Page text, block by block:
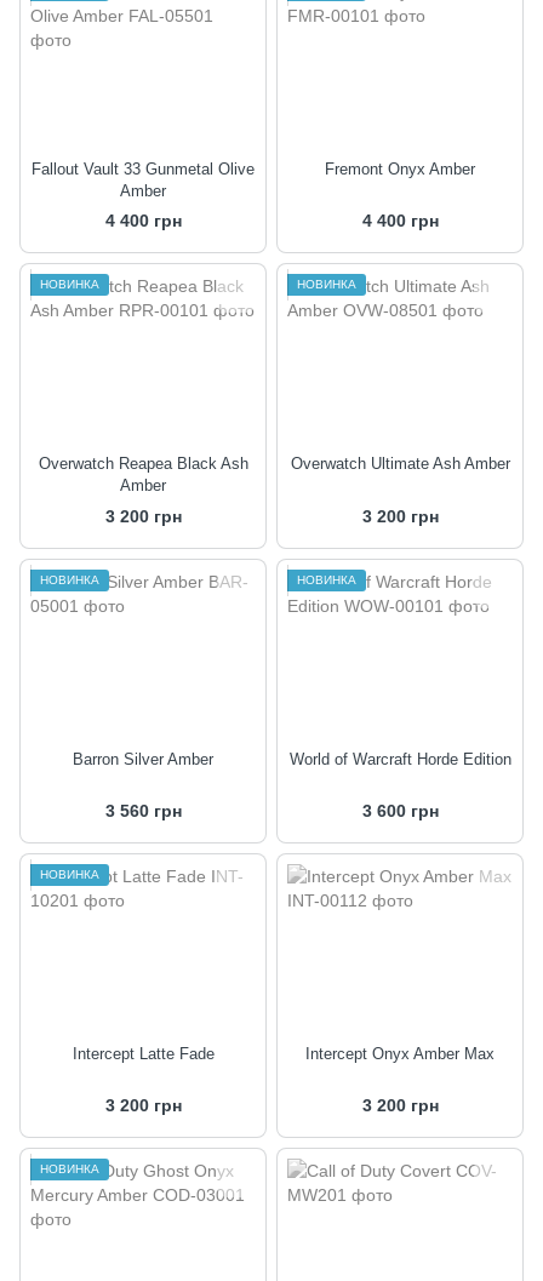
Fallout Vault 33 Gunmetal Olive
Amber
4 400 грн
Fremont Onyx Amber
4 400 грн
НОВИНКА
Overwatch Reapea Black Ash
Amber
3 200 грн
НОВИНКА
Overwatch Ultimate Ash Amber
3 200 грн
НОВИНКА
Barron Silver Amber
3 560 грн
НОВИНКА
World of Warcraft Horde Edition
3 600 грн
НОВИНКА
Intercept Latte Fade
3 200 грн
Intercept Onyx Amber Max
3 200 грн
НОВИНКА